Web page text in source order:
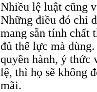
Nhiều lệ luật cũng
Những điều đó chỉ
mang sẵn tính chất
đủ thế lực mà
quyền hành, ý thức
lệ, thì họ sẽ không
mãi.